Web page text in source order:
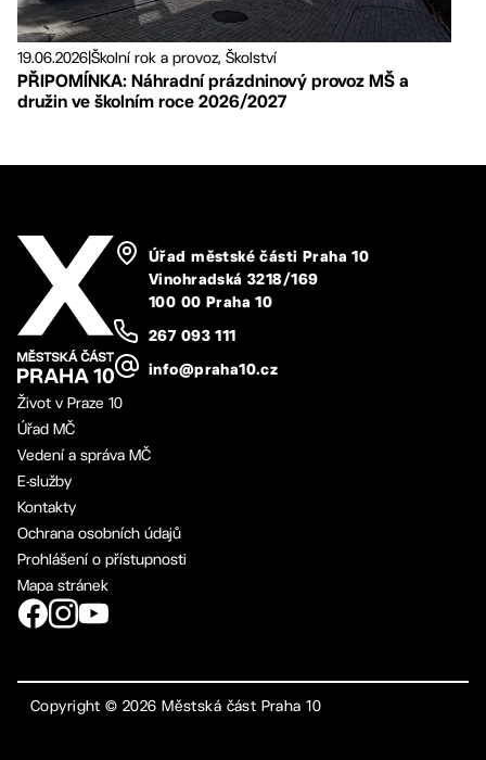
19.06.2026Školní rok a provoz, Školství
PŘIPOMÍNKA: Náhradní prázdninový provoz MŠ a
družin ve školním roce 2026/2027
Úřad městské části Praha 10
Vinohradská 3218/169
100 00 Praha 10
267 093 111
info@praha10.cz
Život v Praze 10
Úřad MČ
Vedení a správa MČ
E-služby
Kontakty
Ochrana osobních údajů
Prohlášení o přístupnosti
Mapa stránek
Copyright ©2026 Městská část Praha 10